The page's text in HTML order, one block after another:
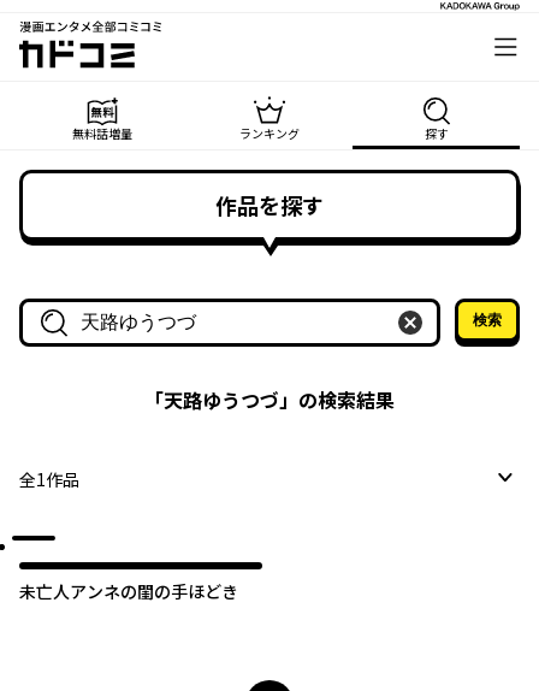
漫画エンタメ全部コミコミ
カドコミ
無料話増量 ランキング 探す
作品を探す
作品名・作家名で探す
検索
「天路ゆうつづ」の検索結果
全1作品
未亡人アンネの閨の手ほどき